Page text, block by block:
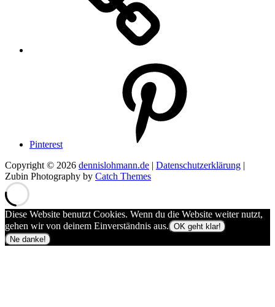
Pinterest
Copyright © 2026 dennislohmann.de | Datenschutzerklärung |
Zubin Photography by Catch Themes
Diese Website benutzt Cookies. Wenn du die Website weiter nutzt,
gehen wir von deinem Einverständnis aus. OK geht klar!
Ne danke!